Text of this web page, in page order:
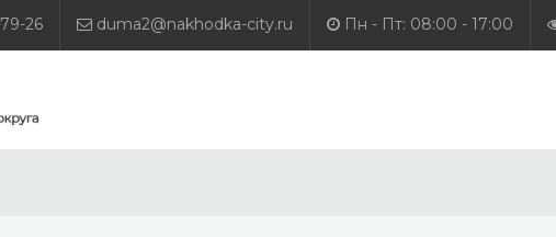
26 duma2@nakhodka-city.ru Пн - Пт: 08:00 - 17:00